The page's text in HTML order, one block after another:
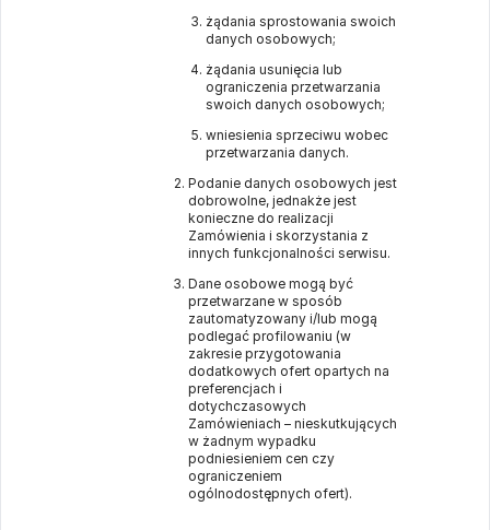
żądania sprostowania swoich
danych osobowych;
żądania usunięcia lub
ograniczenia przetwarzania
swoich danych osobowych;
wniesienia sprzeciwu wobec
przetwarzania danych.
Podanie danych osobowych jest
dobrowolne, jednakże jest
konieczne do realizacji
Zamówienia i skorzystania z
innych funkcjonalności serwisu.
Dane osobowe mogą być
przetwarzane w sposób
zautomatyzowany i/lub mogą
podlegać profilowaniu (w
zakresie przygotowania
dodatkowych ofert opartych na
preferencjach i
dotychczasowych
Zamówieniach – nieskutkujących
w żadnym wypadku
podniesieniem cen czy
ograniczeniem
ogólnodostępnych ofert).